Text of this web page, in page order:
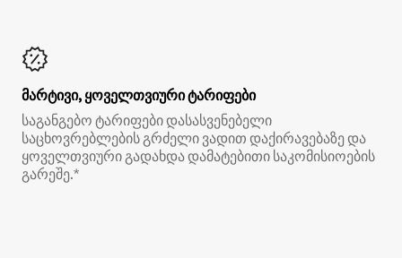
მარტივი, ყოველთვიური ტარიფები
საგანგებო ტარიფები დასასვენებელი
საცხოვრებლების გრძელი ვადით დაქირავებაზე და
ყოველთვიური გადახდა დამატებითი საკომისიოების
გარეშე.*